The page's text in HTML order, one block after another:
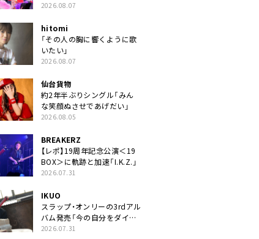
2026.08.07
hitomi
「その人の胸に響くように歌
いたい」
2026.08.07
仙台貨物
約2年半ぶりシングル「みん
な笑顔ぬさせであげだい」
2026.08.05
BREAKERZ
【レポ】19周年記念公演＜19
BOX＞に軌跡と加速「I.K.Z.」
2026.07.31
IKUO
スラップ・オンリーの3rdアル
バム発売「今の自分をダイレ
クトに」
2026.07.31